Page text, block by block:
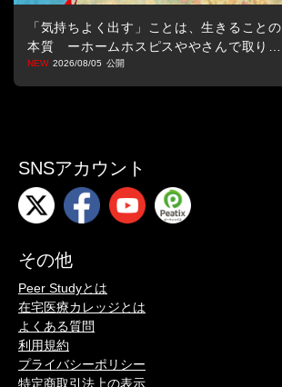
「気持ちよく出す」ことは、生きることの
本質 ーホームホスピスややさんで取り戻
す生きる力ー
2026/08/05
SNSアカウント
その他
Peer Studyとは
在宅医療カレッジとは
よくある質問
利用規約
プライバシーポリシー
特定商取引法上の表示